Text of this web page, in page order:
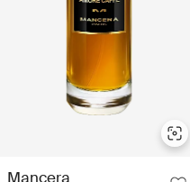
Mancera